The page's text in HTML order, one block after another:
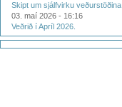
Skipt um sjálfvirku veðurstöðina.
03. maí 2026 - 16:16
Veðrið í Apríl 2026.